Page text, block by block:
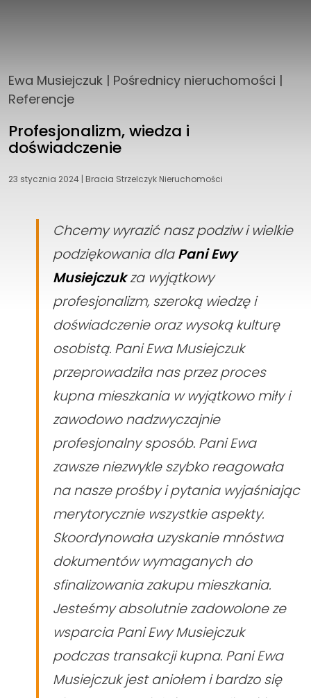
Ewa Musiejczuk | Pośrednicy nieruchomości |
Referencje
Profesjonalizm, wiedza i
doświadczenie
23 stycznia 2024 | Bracia Strzelczyk Nieruchomości
Chcemy wyrazić nasz podziw i wielkie
podziękowania dlaPani Ewy
Musiejczukza wyjątkowy
profesjonalizm, szeroką wiedzę i
doświadczenie oraz wysoką kulturę
osobistą. Pani Ewa Musiejczuk
przeprowadziła nas przez proces
kupna mieszkania w wyjątkowo miły i
zawodowo nadzwyczajnie
profesjonalny sposób. Pani Ewa
zawsze niezwykle szybko reagowała
na nasze prośby i pytania wyjaśniając
merytorycznie wszystkie aspekty.
Skoordynowała uzyskanie mnóstwa
dokumentów wymaganych do
sfinalizowania zakupu mieszkania.
Jesteśmy absolutnie zadowolone ze
wsparcia Pani Ewy Musiejczuk
podczas transakcji kupna. Pani Ewa
Musiejczuk jest aniołem i bardzo się